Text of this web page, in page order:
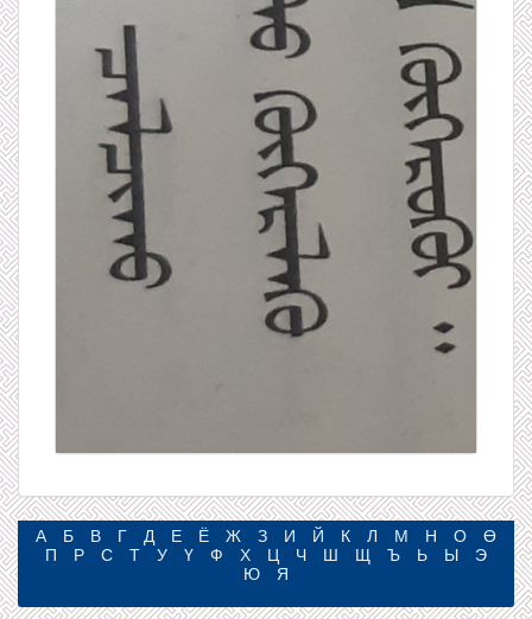
А Б В Г Д Е Ё Ж З И Й К Л М Н О
Ө
П
Р С Т У Ү Ф Х Ц Ч Ш Щ Ъ Ь Ы
Э
Ю
Я